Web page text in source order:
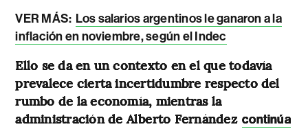
VER MÁS: Los salarios argentinos le ganaron a la
inflación en noviembre, según el Indec
Ello se da en un contexto en el que todavía
prevalece cierta incertidumbre respecto del
rumbo de la economía, mientras la
administración de Alberto Fernández continúa